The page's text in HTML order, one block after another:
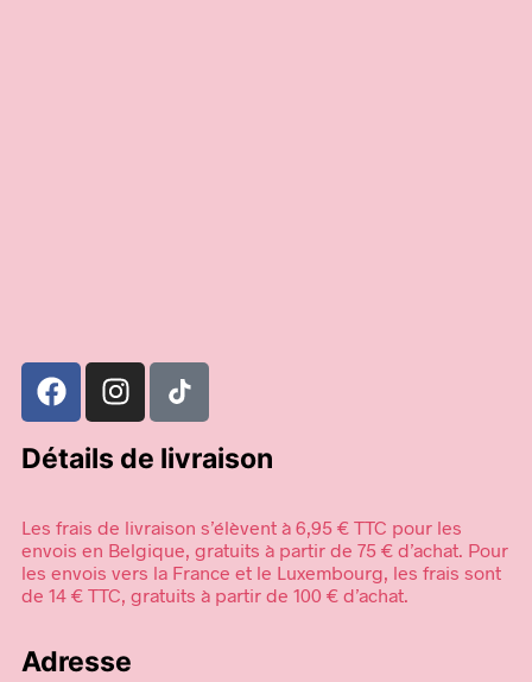
Détails de livraison
Les frais de livraison s’élèvent à 6,95 € TTC pour les
envois en Belgique, gratuits à partir de 75 € d’achat. Pour
les envois vers la France et le Luxembourg, les frais sont
de 14 € TTC, gratuits à partir de 100 € d’achat.
Adresse